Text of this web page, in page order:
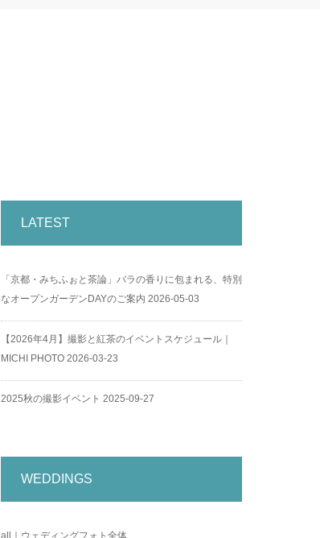
LATEST
「京都・みちふぉと茶論」バラの香りに包まれる、特別
なオープンガーデンDAYのご案内 2026-05-03
【2026年4月】撮影と紅茶のイベントスケジュール｜
MICHI PHOTO 2026-03-23
2025秋の撮影イベント 2025-09-27
WEDDINGS
all｜ウェディングフォト全体